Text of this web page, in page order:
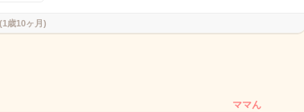
(1歳10ヶ月)
ママん